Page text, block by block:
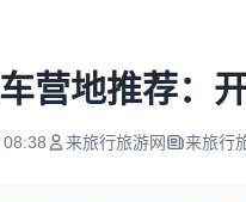
营地推荐：
来旅行旅游网 来旅行